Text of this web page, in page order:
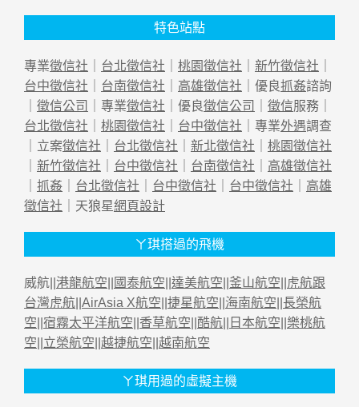
特色站點
專業徵信社 ｜ 台北徵信社 ｜ 桃園徵信社 ｜ 新竹徵信社 ｜
台中徵信社 ｜ 台南徵信社 ｜ 高雄徵信社 ｜優良抓姦諮詢
｜ 徵信公司 ｜專業徵信社 ｜優良徵信公司 ｜ 徵信服務｜
台北徵信社 ｜ 桃園徵信社 ｜ 台中徵信社 ｜專業外遇調查
｜立案徵信社 ｜ 台北徵信社 ｜ 新北徵信社 ｜ 桃園徵信社
｜ 新竹徵信社 ｜ 台中徵信社 ｜ 台南徵信社 ｜ 高雄徵信社
｜ 抓姦 ｜ 台北徵信社 ｜ 台中徵信社 ｜ 台中徵信社 ｜ 高雄
徵信社 ｜天狼星網頁設計
ㄚ琪搭過的飛機
威航|| 港龍航空 國泰航空 達美航空 釜山航空
虎航跟
台灣虎航 AirAsia X航空 捷星航空 海南航空 長榮航
空 宿霧太平洋航空 香草航空 酷航 日本航空 樂桃航
空 立榮航空 越捷航空 越南航空
ㄚ琪用過的虛擬主機